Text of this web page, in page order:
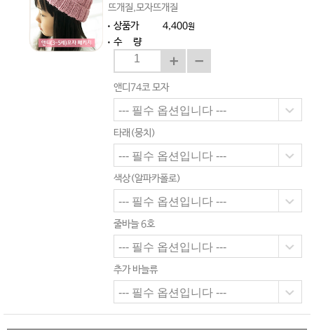
뜨개질,모자뜨개질
상품가
4,400원
수 량
앤디74코 모자
타래(뭉치)
색상(알파카폴로)
줄바늘 6호
추가 바늘류